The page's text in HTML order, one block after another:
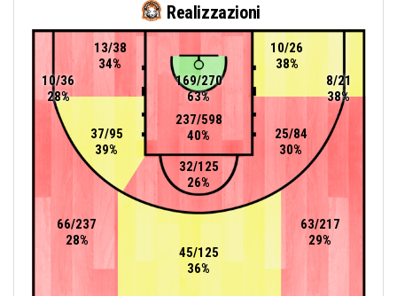
Realizzazioni
32/125
26%
37/95
39%
13/38
34%
25/84
30%
10/26
38%
237/598
40%
169/270
63%
45/125
36%
66/237
28%
10/36
28%
63/217
29%
8/21
38%